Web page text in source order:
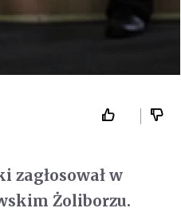
zagłosował w
Żoliborzu.